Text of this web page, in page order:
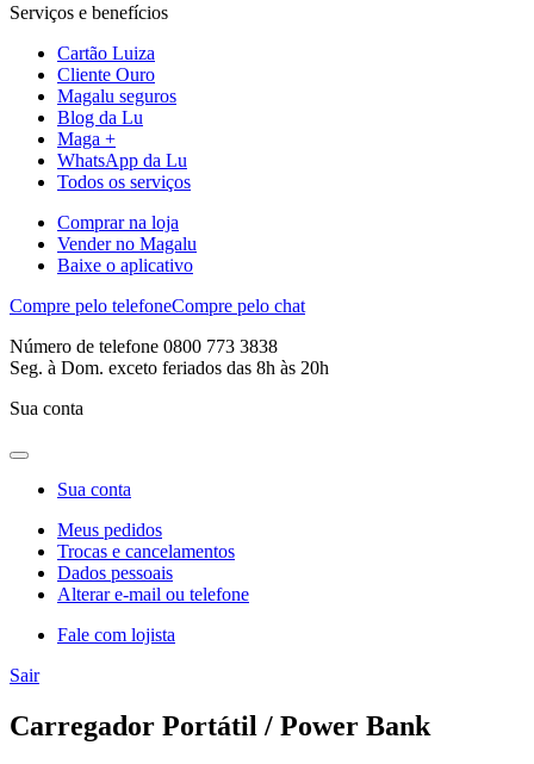
Serviços e benefícios
Cartão Luiza
Cliente Ouro
Magalu seguros
Blog da Lu
Maga +
WhatsApp da Lu
Todos os serviços
Comprar na loja
Vender no Magalu
Baixe o aplicativo
Compre pelo telefoneCompre pelo chat
Número de telefone 0800 773 3838
Seg. à Dom. exceto feriados das 8h às 20h
Sua conta
Sua conta
Meus pedidos
Trocas e cancelamentos
Dados pessoais
Alterar e-mail ou telefone
Fale com lojista
Sair
Carregador Portátil / Power Bank